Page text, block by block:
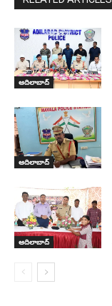
ఆదిలాబాద్
ఆదిలాబాద్
ఆదిలాబాద్